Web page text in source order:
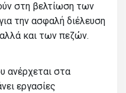
στη βελτίωση των
την ασφαλή διέλευση
και των πεζών.
ανέρχεται στα
εργασίες